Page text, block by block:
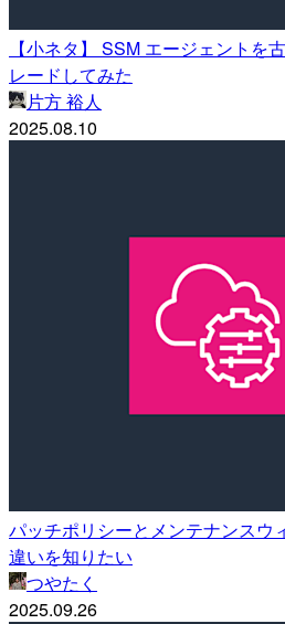
【小ネタ】 SSM エージェントを
レードしてみた
片方 裕人
2025.08.10
パッチポリシーとメンテナンスウ
違いを知りたい
つやたく
2025.09.26